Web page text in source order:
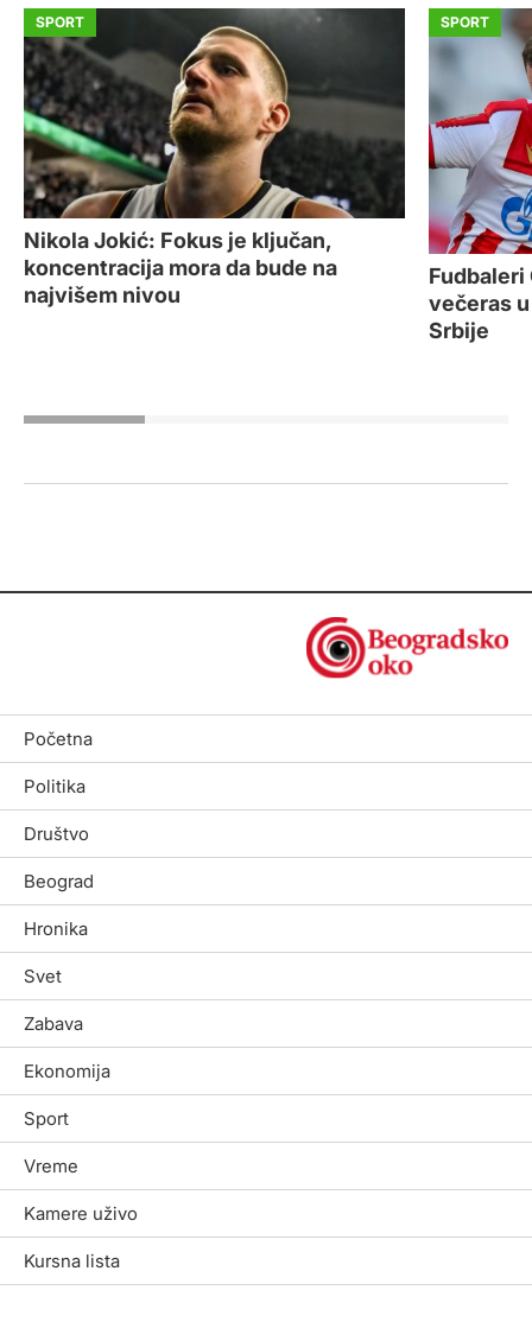
SPORT
Nikola Jokić: Fokus je ključan,
koncentracija mora da bude na
najvišem nivou
SPORT
večeras
Srbije
Početna
Politika
Društvo
Beograd
Hronika
Svet
Zabava
Ekonomija
Sport
Vreme
Kamere uživo
Kursna lista